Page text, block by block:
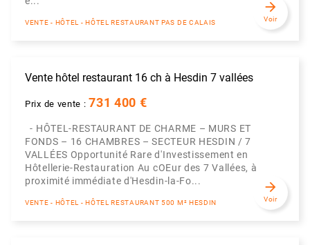
VENTE - HÔTEL - HÔTEL RESTAURANT PAS DE CALAIS
arrow_forward
Voir
Vente hôtel restaurant 16 ch à Hesdin 7 vallées
Prix de vente : 731 400 €
- HÔTEL-RESTAURANT DE CHARME – MURS ET
FONDS – 16 CHAMBRES – SECTEUR HESDIN / 7
VALLÉES Opportunité Rare d'Investissement en
Hôtellerie-Restauration Au cOEur des 7 Vallées, à
proximité immédiate d'Hesdin-la-Fo...
VENTE - HÔTEL - HÔTEL RESTAURANT 500 M² HESDIN
arrow_forward
Voir